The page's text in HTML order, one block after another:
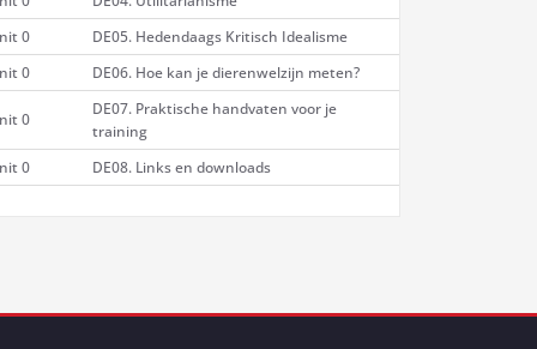
0
DE05. Hedendaags Kritisch Idealisme
0
DE06. Hoe kan je dierenwelzijn meten?
0
DE07. Praktische handvaten voor je
training
0
DE08. Links en downloads